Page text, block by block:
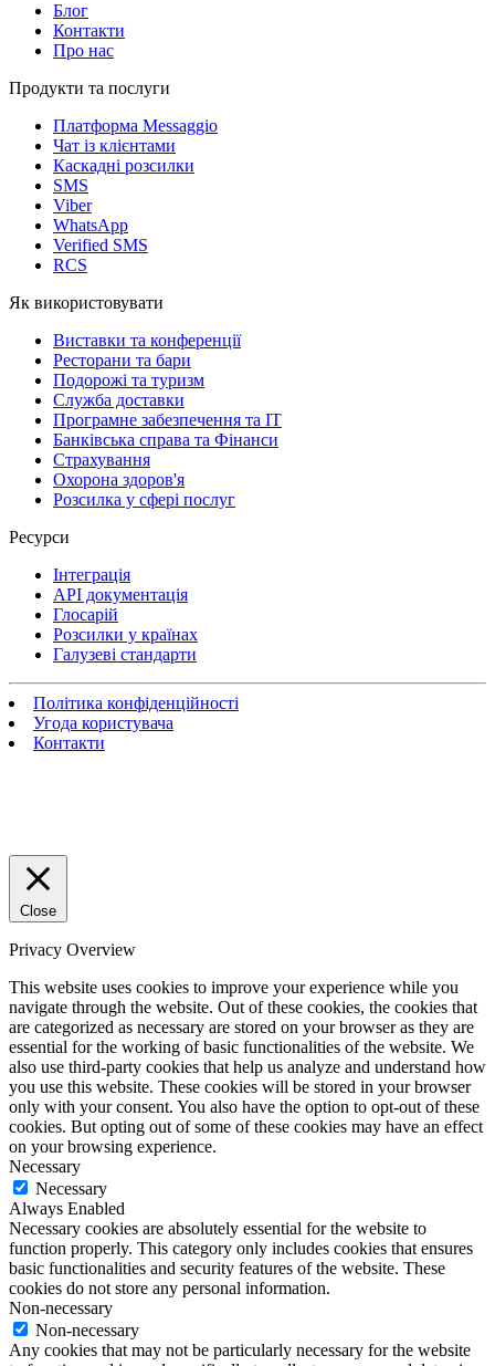
Блог
Контакти
Про нас
Продукти та послуги
Платформа Messaggio
Чат із клієнтами
Каскадні розсилки
SMS
Viber
WhatsApp
Verified SMS
RCS
Як використовувати
Виставки та конференції
Ресторани та бари
Подорожі та туризм
Служба доставки
Програмне забезпечення та IT
Банківська справа та Фінанси
Страхування
Охорона здоров'я
Розсилка у сфері послуг
Ресурси
Інтеграція
API документація
Глосарій
Розсилки у країнах
Галузеві стандарти
Політика конфіденційності
Угода користувача
Контакти
Close
Privacy Overview
This website uses cookies to improve your experience while you
navigate through the website. Out of these cookies, the cookies that
are categorized as necessary are stored on your browser as they are
essential for the working of basic functionalities of the website. We
also use third-party cookies that help us analyze and understand how
you use this website. These cookies will be stored in your browser
only with your consent. You also have the option to opt-out of these
cookies. But opting out of some of these cookies may have an effect
on your browsing experience.
Necessary
Necessary
Always Enabled
Necessary cookies are absolutely essential for the website to
function properly. This category only includes cookies that ensures
basic functionalities and security features of the website. These
cookies do not store any personal information.
Non-necessary
Non-necessary
Any cookies that may not be particularly necessary for the website